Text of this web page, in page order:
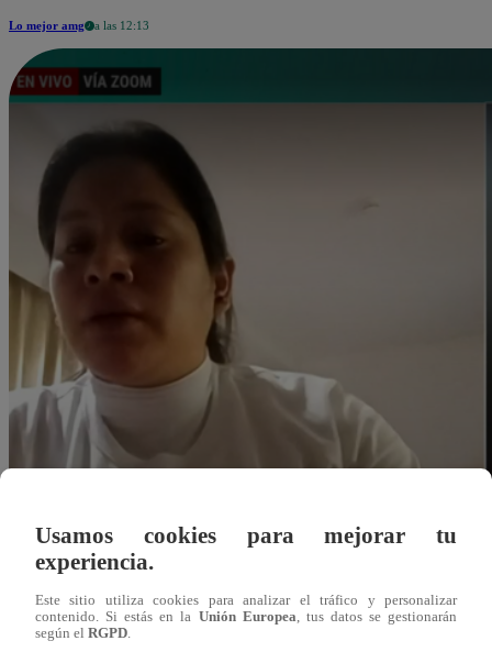
Lo mejor amg a las 12:13
dleonardo@latina.pe
Usamos cookies para mejorar tu
experiencia.
Este sitio utiliza cookies para analizar el tráfico y personalizar
contenido. Si estás en la Unión Europea, tus datos se gestionarán
según el RGPD.